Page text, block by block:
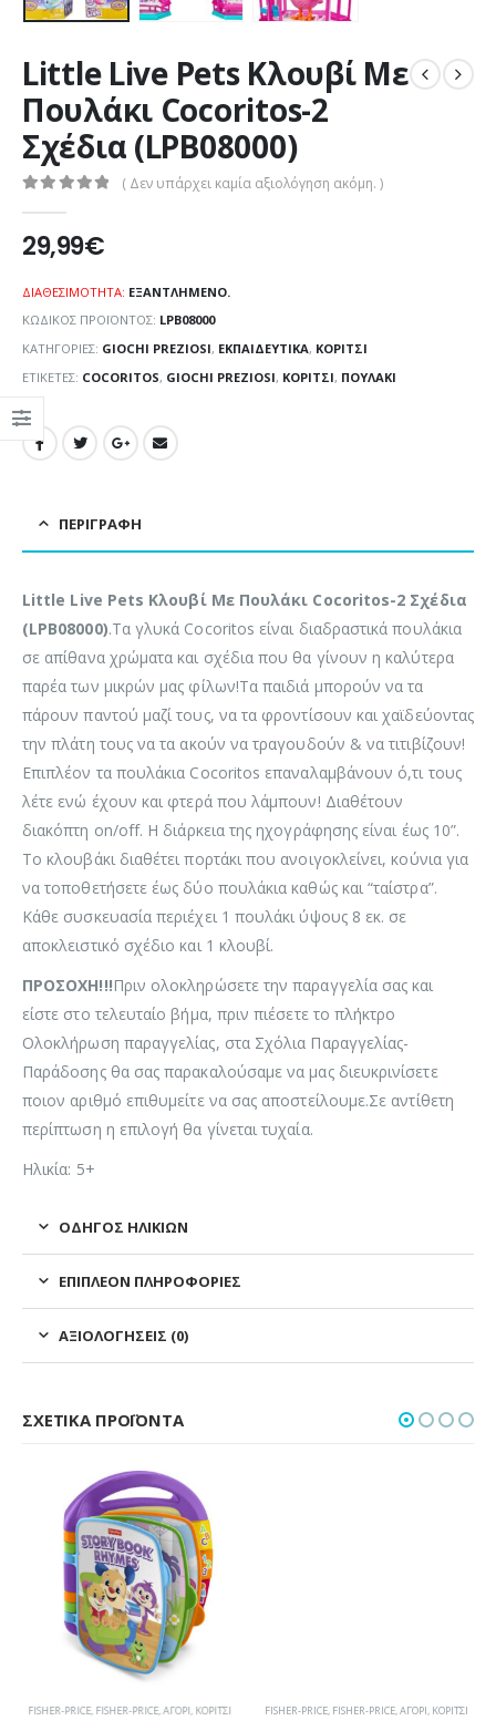
Little Live Pets Κλουβί Με
Πουλάκι Cocoritos-2
Σχέδια (LPB08000)
( Δεν υπάρχει καμία αξιολόγηση ακόμη. )
29,99€
ΔΙΑΘΕΣΙΜΌΤΗΤΑ: ΕΞΑΝΤΛΗΜΈΝΟ.
ΚΩΔΙΚΌΣ ΠΡΟΪΌΝΤΟΣ: LPB08000
ΚΑΤΗΓΟΡΊΕΣ: GIOCHI PREZIOSI, ΕΚΠΑΙΔΕΥΤΙΚΆ, ΚΟΡΊΤΣΙ
ΕΤΙΚΈΤΕΣ: COCORITOS, GIOCHI PREZIOSI, ΚΟΡΊΤΣΙ, ΠΟΥΛΆΚΙ
ΠΕΡΙΓΡΑΦΉ
Little Live Pets Κλουβί Με Πουλάκι Cocoritos-2 Σχέδια
(LPB08000).Tα γλυκά Cocoritos είναι διαδραστικά πουλάκια
σε απίθανα χρώματα και σχέδια που θα γίνουν η καλύτερα
παρέα των μικρών μας φίλων!Τα παιδιά μπορούν να τα
πάρουν παντού μαζί τους, να τα φροντίσουν και χαϊδεύοντας
την πλάτη τους να τα ακούν να τραγουδούν & να τιτιβίζουν!
Επιπλέον τα πουλάκια Cocoritos επαναλαμβάνουν ό,τι τους
λέτε ενώ έχουν και φτερά που λάμπουν! Διαθέτουν
διακόπτη on/off. Η διάρκεια της ηχογράφησης είναι έως 10”.
Το κλουβάκι διαθέτει πορτάκι που ανοιγοκλείνει, κούνια για
να τοποθετήσετε έως δύο πουλάκια καθώς και “ταίστρα”.
Κάθε συσκευασία περιέχει 1 πουλάκι ύψους 8 εκ. σε
αποκλειστικό σχέδιο και 1 κλουβί.
ΠΡΟΣΟΧΗ!!!Πριν ολοκληρώσετε την παραγγελία σας και
είστε στο τελευταίο βήμα, πριν πιέσετε το πλήκτρο
Ολοκλήρωση παραγγελίας, στα Σχόλια Παραγγελίας-
Παράδοσης θα σας παρακαλούσαμε να μας διευκρινίσετε
ποιον αριθμό επιθυμείτε να σας αποστείλουμε.Σε αντίθετη
περίπτωση η επιλογή θα γίνεται τυχαία.
Ηλικία: 5+
ΟΔΗΓΌΣ ΗΛΙΚΙΏΝ
ΕΠΙΠΛΈΟΝ ΠΛΗΡΟΦΟΡΊΕΣ
ΑΞΙΟΛΟΓΉΣΕΙΣ (0)
ΣΧΕΤΙΚΆ ΠΡΟΪΌΝΤΑ
FISHER-PRICE,FISHER-PRICE,ΑΓΌΡΙ,ΚΟΡΊΤΣΙ FISHER-PRICE,FISHER-PRICE,ΑΓΌΡΙ,ΚΟΡΊΤΣΙ